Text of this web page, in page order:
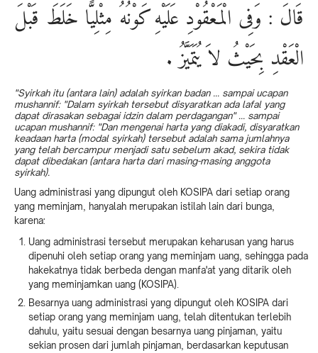
قَالَ : وَفِى الْمَعْقُوْدِ عَلَيْهِ كَوْنُهُ مِثْلِيًّا خَلَطَ قَبْلَ
الْعَقْدِ بِحَيْثُ لاَ يُتَمَيَّزُ .
"Syirkah itu (antara lain) adalah syirkan badan ... sampai ucapan
mushannif: "Dalam syirkah tersebut disyaratkan ada lafal yang
dapat dirasakan sebagai idzin dalam perdagangan" ... sampai
ucapan mushannif: "Dan mengenai harta yang diakadi, disyaratkan
keadaan harta (modal syirkah) tersebut adalah sama jumlahnya
yang telah bercampur menjadi satu sebelum akad, sekira tidak
dapat dibedakan (antara harta dari masing-masing anggota
syirkah).
Uang administrasi yang dipungut oleh KOSIPA dari setiap orang
yang meminjam, hanyalah merupakan istilah lain dari bunga,
karena:
Uang administrasi tersebut merupakan keharusan yang harus
dipenuhi oleh setiap orang yang meminjam uang, sehingga pada
hakekatnya tidak berbeda dengan manfa'at yang ditarik oleh
yang meminjamkan uang (KOSIPA).
Besarnya uang administrasi yang dipungut oleh KOSIPA dari
setiap orang yang meminjam uang, telah ditentukan terlebih
dahulu, yaitu sesuai dengan besarnya uang pinjaman, yaitu
sekian prosen dari jumlah pinjaman, berdasarkan keputusan